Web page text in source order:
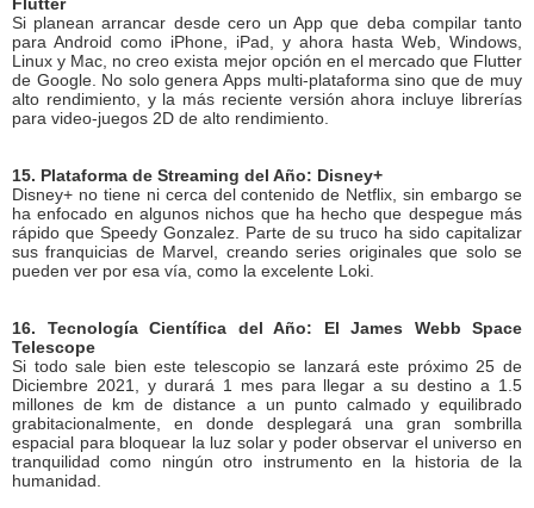
Si planean arrancar desde cero un App que deba compilar tanto
para Android como iPhone, iPad, y ahora hasta Web, Windows,
Linux y Mac, no creo exista mejor opción en el mercado que Flutter
de Google. No solo genera Apps multi-plataforma sino que de muy
alto rendimiento, y la más reciente versión ahora incluye librerías
para video-juegos 2D de alto rendimiento.
15. Plataforma de Streaming del Año: Disney+
Disney+ no tiene ni cerca del contenido de Netflix, sin embargo se
ha enfocado en algunos nichos que ha hecho que despegue más
rápido que Speedy Gonzalez. Parte de su truco ha sido capitalizar
sus franquicias de Marvel, creando series originales que solo se
pueden ver por esa vía, como la excelente Loki.
16. Tecnología Científica del Año: El James Webb Space
Telescope
Si todo sale bien este telescopio se lanzará este próximo 25 de
Diciembre 2021, y durará 1 mes para llegar a su destino a 1.5
millones de km de distance a un punto calmado y equilibrado
grabitacionalmente, en donde desplegará una gran sombrilla
espacial para bloquear la luz solar y poder observar el universo en
tranquilidad como ningún otro instrumento en la historia de la
humanidad.